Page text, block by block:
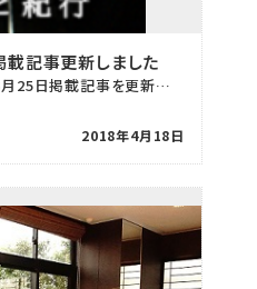
載記事更新しました
「駅からのふるさと紀行」 2018年3月25日掲載記事を更新致しました。 ぜひご覧ください！
2018年4月18日